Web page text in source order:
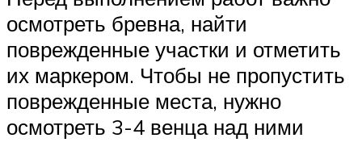
осмотреть бревна, найти
поврежденные участки и отметить
их маркером. Чтобы не пропустить
поврежденные места, нужно
осмотреть 3-4 венца над ними